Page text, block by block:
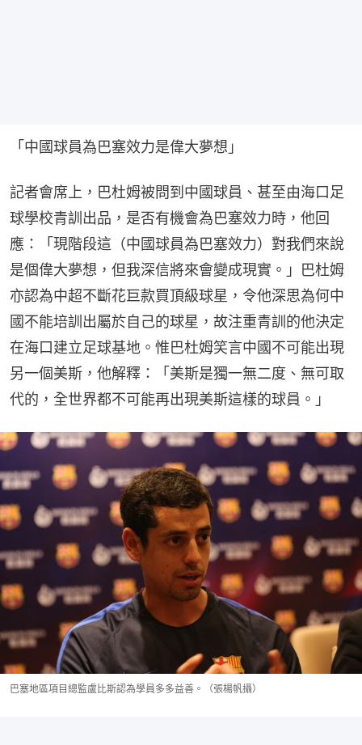
「中國球員為巴塞效力是偉大夢想」
記者會席上，巴杜姆被問到中國球員、甚至由海口足
球學校青訓出品，是否有機會為巴塞效力時，他回
應：「現階段這（中國球員為巴塞效力）對我們來說
是個偉大夢想，但我深信將來會變成現實。」巴杜姆
亦認為中超不斷花巨款買頂級球星，令他深思為何中
國不能培訓出屬於自己的球星，故注重青訓的他決定
在海口建立足球基地。惟巴杜姆笑言中國不可能出現
另一個美斯，他解釋：「美斯是獨一無二度、無可取
代的，全世界都不可能再出現美斯這樣的球員。」
巴塞地區項目總監盧比斯認為學員多多益善。（張楊帆攝）